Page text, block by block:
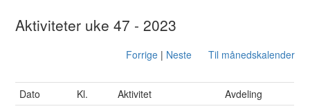
Aktiviteter uke 47 - 2023
Forrige| Neste Til månedskalender
Dato Kl. Aktivitet
Avdeling